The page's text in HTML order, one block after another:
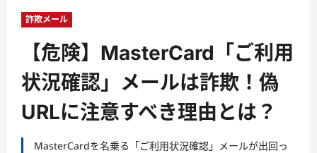
詐欺メール
【危険】MasterCard「ご利用
状況確認」メールは詐欺！偽
URLに注意すべき理由とは？
MasterCardを名乗る「ご利用状況確認」メールが出回っ